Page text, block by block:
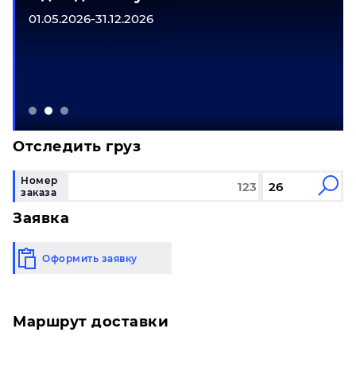
01.05.2026-31.12.2026
Отследить груз
Номер
заказа
Заявка
Оформить заявку
Маршрут доставки